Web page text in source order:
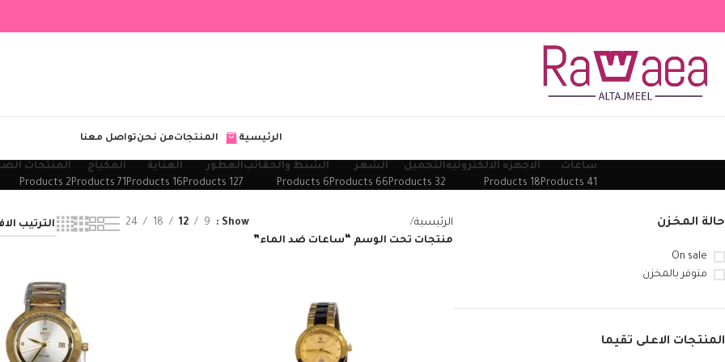
الرئيسية المنتجاتمن نحنتواصل معنا
ساعات
41 Products
الاجهزه الالكترونيه
18 Products
التجميل
32 Products
الشعر
66 Products
الشنط والحقائب
6 Products
العطور
127 Products
العناية
16 Products
المكياج
71 Products
المنتجات
2 Products
حالة المخزن
On sale
متوفر بالمخزن
المنتجات الاعلى تقيما
الرئيسية
منتجات تحت الوسم “ساعات ضد الماء”
Show
9
12
18
24